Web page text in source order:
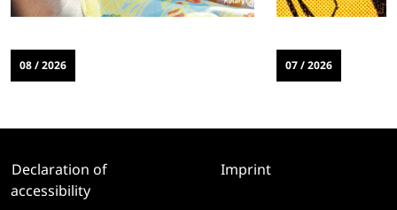
08 / 2026 07 / 2026
Declaration of
accessibility
Imprint